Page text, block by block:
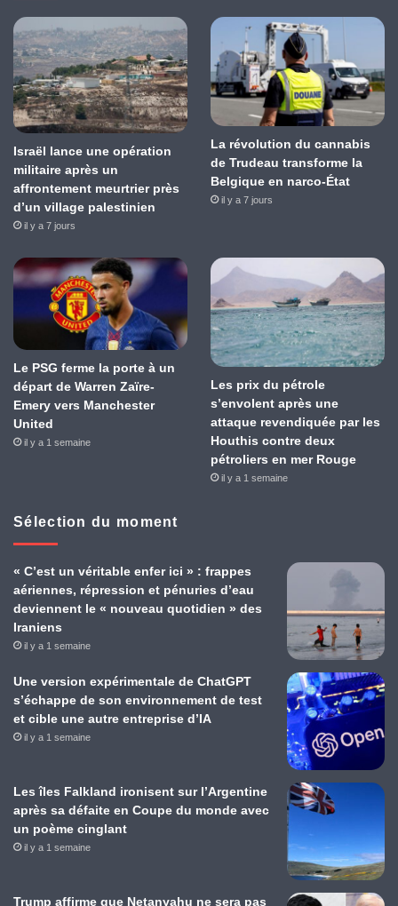
Israël lance une opération
militaire après un
affrontement meurtrier près
d’un village palestinien
il y a 7 jours
La révolution du cannabis
de Trudeau transforme la
Belgique en narco-État
il y a 7 jours
Le PSG ferme la porte à un
départ de Warren Zaïre-
Emery vers Manchester
United
il y a 1 semaine
Les prix du pétrole
s’envolent après une
attaque revendiquée par les
Houthis contre deux
pétroliers en mer Rouge
il y a 1 semaine
Sélection du moment
« C’est un véritable enfer ici » : frappes
aériennes, répression et pénuries d’eau
deviennent le « nouveau quotidien » des
Iraniens
il y a 1 semaine
Une version expérimentale de ChatGPT
s’échappe de son environnement de test
et cible une autre entreprise d’IA
il y a 1 semaine
Les îles Falkland ironisent sur l’Argentine
après sa défaite en Coupe du monde avec
un poème cinglant
il y a 1 semaine
Trump affirme que Netanyahu ne sera pas